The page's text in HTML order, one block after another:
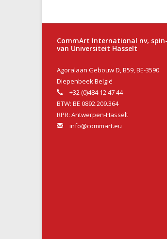
CommArt International nv,
van Universiteit Hasselt
Agoralaan Gebouw D, B59, BE-3590
Diepenbeek België
+32 (0)484 12 47 44
BTW: BE 0892.209.364
RPR: Antwerpen-Hasselt
info@commart.eu